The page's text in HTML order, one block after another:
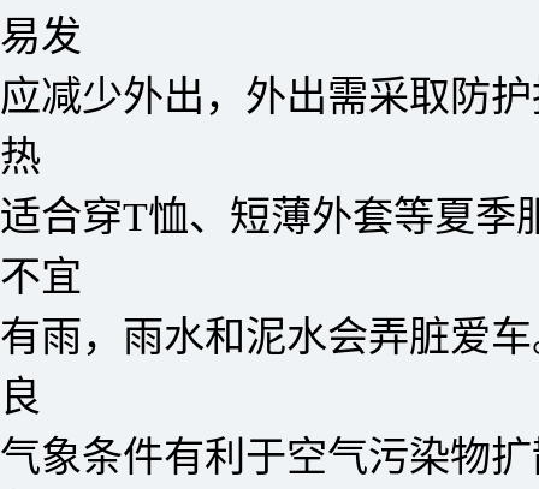
易发
应减少外出，外出需采取防
热
适合穿T恤、短薄外套等夏季
不宜
有雨，雨水和泥水会弄脏爱
良
气象条件有利于空气污染物